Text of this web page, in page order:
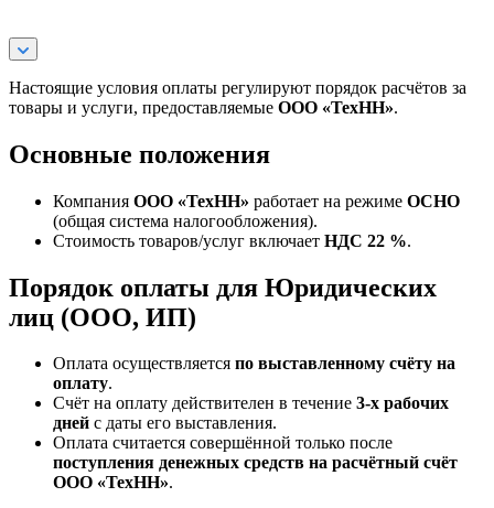
Настоящие условия оплаты регулируют порядок расчётов за
товары и услуги, предоставляемые ООО «ТехНН».
Основные положения
Компания ООО «ТехНН» работает на режиме ОСНО
(общая система налогообложения).
Стоимость товаров/услуг включает НДС 22 %.
Порядок оплаты для Юридических
лиц (ООО, ИП)
Оплата осуществляется по выставленному счёту на
оплату.
Счёт на оплату действителен в течение 3‑х рабочих
дней с даты его выставления.
Оплата считается совершённой только после
поступления денежных средств на расчётный счёт
ООО «ТехНН».